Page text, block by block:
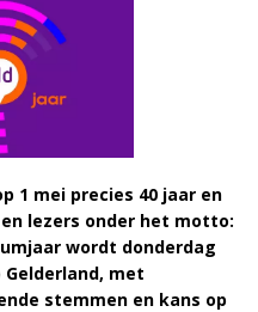
1 mei precies 40 jaar en
lezers onder het motto:
wordt donderdag
met
stemmen en kans op